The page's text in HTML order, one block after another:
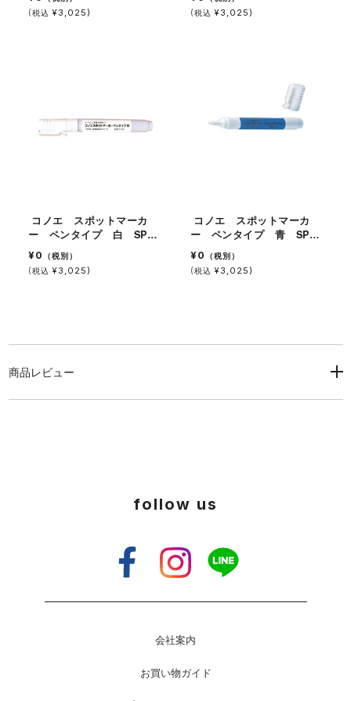
(税込 ¥3,025) (税込 ¥3,025)
ー ペンタイプ 白 SP-
3 5本入
¥0 （税別）
(税込 ¥3,025)
ー ペンタイプ 青 SP-
4 5本入
¥0 （税別）
(税込 ¥3,025)
商品レビュー
follow us
会社案内
お買い物ガイド